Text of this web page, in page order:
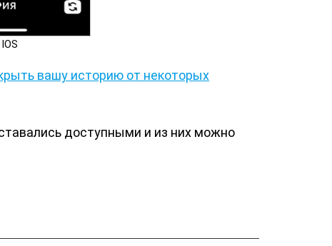
вашу историю от некоторых
доступными и из них можно